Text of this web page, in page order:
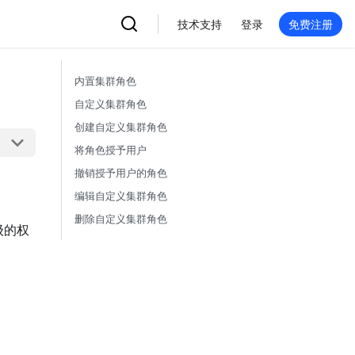
技术支持 登录 免费注册
权
内置集群角色
自定义集群角色
创建自定义集群角色
将角色授予用户
撤销授予用户的角色
编辑自定义集群角色
删除自定义集群角色